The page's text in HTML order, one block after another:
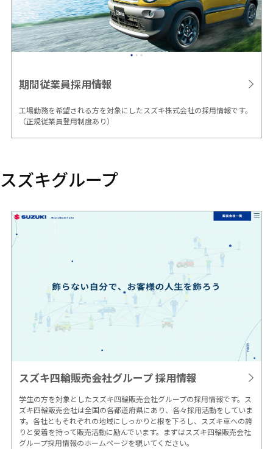
期間従業員採用情報
工場勤務を希望される方を対象にしたスズキ株式会社の採用情報です。
（正規従業員登用制度あり）
スズキグループ
スズキ四輪販売会社グループ採用情報
学生の方を対象としたスズキ四輪販売会社グループの採用情報です。ス
ズキ四輪販売会社は全国の各都道府県にあり、各々採用活動をしていま
す。各社ともそれぞれの地域にしっかりと根を下ろし、スズキ車への誇
りと愛着を持って販売活動に励んでいます。まずはスズキ四輪販売会社
グループ採用情報のホームページを覗いてください。